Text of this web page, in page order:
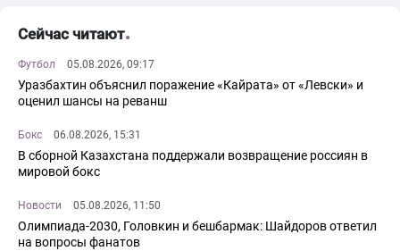
Сейчас читают
Футбол 05.08.2026, 09:17
Уразбахтин объяснил поражение «Кайрата» от «Левски» и
оценил шансы на реванш
Бокс 06.08.2026, 15:31
В сборной Казахстана поддержали возвращение россиян в
мировой бокс
Новости 05.08.2026, 11:50
Олимпиада-2030, Головкин и бешбармак: Шайдоров ответил
на вопросы фанатов